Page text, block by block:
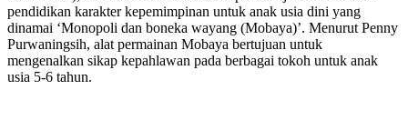
pendidikan karakter kepemimpinan untuk anak usia dini yang
dinamai ‘Monopoli dan boneka wayang (Mobaya)’. Menurut Penny
Purwaningsih, alat permainan Mobaya bertujuan untuk
mengenalkan sikap kepahlawan pada berbagai tokoh untuk anak
usia 5-6 tahun.